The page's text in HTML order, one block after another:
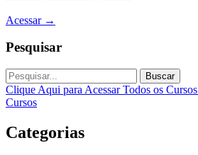
Acessar →
Pesquisar
Buscar
Clique Aqui para Acessar Todos os Cursos
Cursos
Categorias